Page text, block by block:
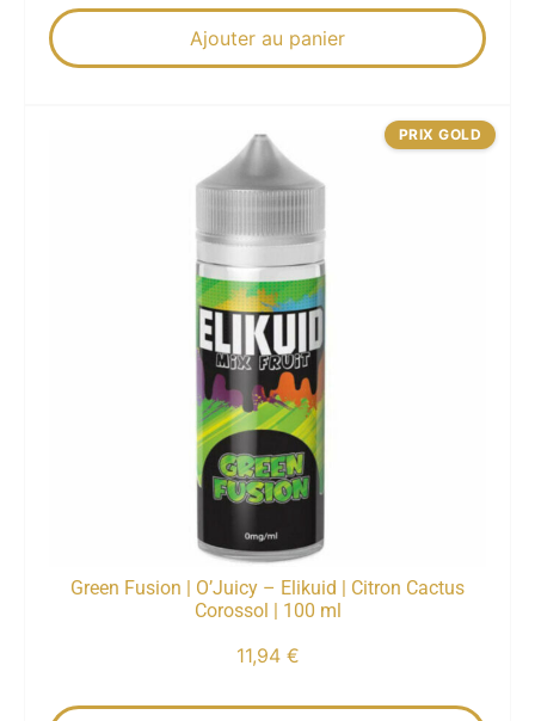
Ajouter au panier
Green Fusion | O’Juicy – Elikuid | Citron Cactus
Corossol | 100 ml
11,94 €
PRIX GOLD